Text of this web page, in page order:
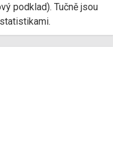
podklad). Tučně jsou